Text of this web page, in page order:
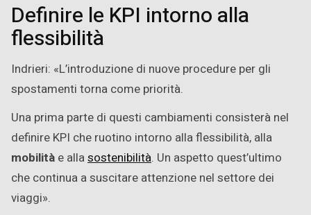
Definire le KPI intorno alla
flessibilità
Indrieri: «L’introduzione di nuove procedure per gli
spostamenti torna come priorità.
Una prima parte di questi cambiamenti consisterà nel
definire KPI che ruotino intorno alla flessibilità, alla
mobilità e allasostenibilità. Un aspetto quest’ultimo
che continua a suscitare attenzione nel settore dei
viaggi».